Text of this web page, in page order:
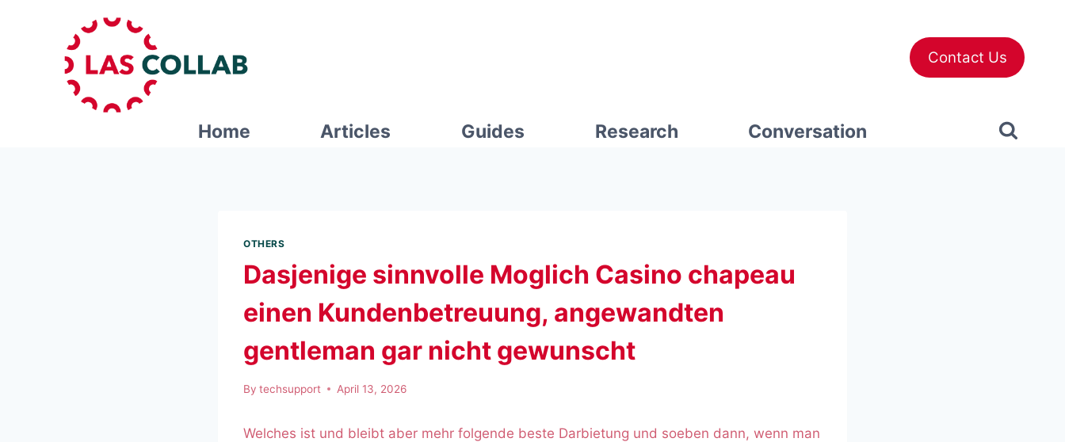
Contact Us
Home Articles Guides Research Conversation
OTHERS
Dasjenige sinnvolle Moglich Casino chapeau
einen Kundenbetreuung, angewandten
gentleman gar nicht gewunscht
By techsupport April 13, 2026
Welches ist und bleibt aber mehr folgende beste Darbietung und soeben dann, wenn man